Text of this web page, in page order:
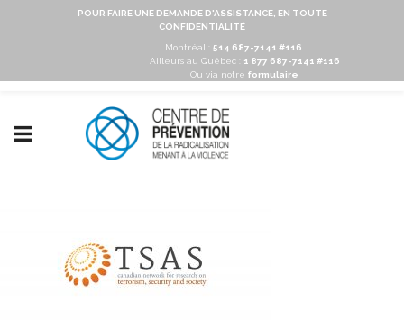
POUR FAIRE UNE DEMANDE D'ASSISTANCE, EN TOUTE
CONFIDENTIALITÉ
Montréal : 514 687-7141 #116
Ailleurs au Québec :
1 877 687-7141 #116
Ou via notre formulaire